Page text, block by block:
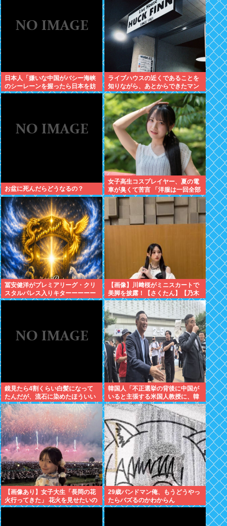
日本人「嫌いな中国がバシー海峡
のシーレーンを握ったら日本を妨
害するに違いない、だから台湾支
ライブハウスの近くであることを
知りながら、あとからできたマン
ションに入居した日本人、ライブ
ハウスがうるさいとクレーム
お盆に死んだらどうなるの？
女子高生コスプレイヤー、夏の電
車が臭くて苦言 「洋服は一回全部
熱湯につけよう！洗濯機はキッチ
ンハイター薄めた水で一回まわそ
う！」
冨安健洋がプレミアリーグ・クリ
スタルパレス入りキターーーーー
ー！
【画像】川﨑桜がミニスカートで
美脚を披露！【さくたん】【乃木
坂46】
鏡見たら4割くらい白髪になって
たんだが、流石に染めたほういい
の ？半分おじいちゃんでドン引き
したわ
韓国人「不正選挙の背後に中国が
いると主張する米国人教授に、韓
国ネット民が困惑」
【画像あり】女子大生「長岡の花
火行ってきた」 花火を見せたいの
か自分を見せたいのかどっちだ
29歳バンドマン俺、もうどうやっ
たらバズるのかわからん